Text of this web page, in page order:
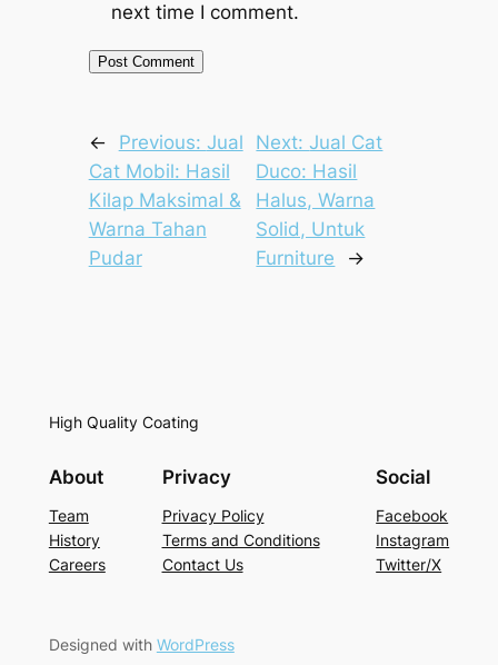
next time I comment.
← Previous: Jual
Cat Mobil: Hasil
Kilap Maksimal &
Warna Tahan
Pudar
Next:Jual Cat
Duco: Hasil
Halus, Warna
Solid, Untuk
Furniture
→
High Quality Coating
About
Team
History
Careers
Privacy
Privacy Policy
Terms and Conditions
Contact Us
Social
Facebook
Instagram
Twitter/X
Designed with WordPress